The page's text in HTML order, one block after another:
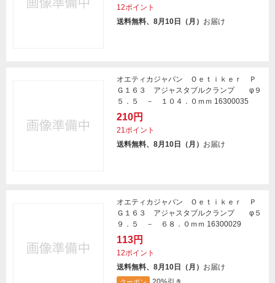
12ポイント
送料無料、8月10日（月） お届け
オエティカジャパン Ｏｅｔｉｋｅｒ Ｐ
Ｇ１６３ アジャスタブルクランプ φ９
５．５ － １０４．０ｍｍ 16300035
210円
21ポイント
送料無料、8月10日（月） お届け
オエティカジャパン Ｏｅｔｉｋｅｒ Ｐ
Ｇ１６３ アジャスタブルクランプ φ５
９．５ － ６８．０ｍｍ 16300029
113円
12ポイント
送料無料、8月10日（月） お届け